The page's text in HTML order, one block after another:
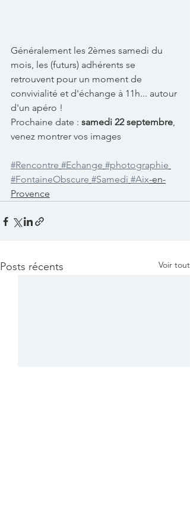
Généralement les 2èmes samedi du
mois, les (futurs) adhérents se
retrouvent pour un moment de
convivialité et d'échange à 11h... autour
d'un apéro !
Prochaine date : samedi 22 septembre,
venez montrer vos images
#Rencontre #Echange #photographie
#FontaineObscure #Samedi #Aix-en-
Provence
Posts récents Voir tout